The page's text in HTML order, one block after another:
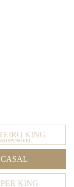
KING
CASAL
KING